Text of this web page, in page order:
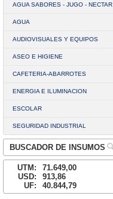
AGUA SABORES - JUGO - NECTAR
AGUA
AUDIOVISUALES Y EQUIPOS
ASEO E HIGIENE
CAFETERIA-ABARROTES
ENERGIA E ILUMINACION
ESCOLAR
SEGURIDAD INDUSTRIAL
BUSCADOR DE INSUMOS
UTM:
71.649,00
USD:
913,86
UF:
40.844,79